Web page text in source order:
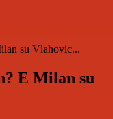
su Vlahovic...
E Milan su